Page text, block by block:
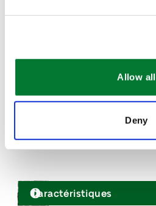
Allow all
Deny
The Van Iperen
Caractéristiques